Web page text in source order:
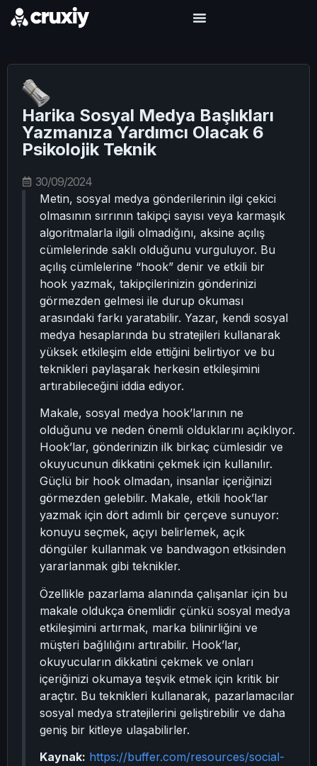
Harika Sosyal Medya Başlıkları
Yazmanıza Yardımcı Olacak 6
Psikolojik Teknik
30/09/2024
Metin, sosyal medya gönderilerinin ilgi çekici
olmasının sırrının takipçi sayısı veya karmaşık
algoritmalarla ilgili olmadığını, aksine açılış
cümlelerinde saklı olduğunu vurguluyor. Bu
açılış cümlelerine “hook” denir ve etkili bir
hook yazmak, takipçilerinizin gönderinizi
görmezden gelmesi ile durup okuması
arasındaki farkı yaratabilir. Yazar, kendi sosyal
medya hesaplarında bu stratejileri kullanarak
yüksek etkileşim elde ettiğini belirtiyor ve bu
teknikleri paylaşarak herkesin etkileşimini
artırabileceğini iddia ediyor.
Makale, sosyal medya hook’larının ne
olduğunu ve neden önemli olduklarını açıklıyor.
Hook’lar, gönderinizin ilk birkaç cümlesidir ve
okuyucunun dikkatini çekmek için kullanılır.
Güçlü bir hook olmadan, insanlar içeriğinizi
görmezden gelebilir. Makale, etkili hook’lar
yazmak için dört adımlı bir çerçeve sunuyor:
konuyu seçmek, açıyı belirlemek, açık
döngüler kullanmak ve bandwagon etkisinden
yararlanmak gibi teknikler.
Özellikle pazarlama alanında çalışanlar için bu
makale oldukça önemlidir çünkü sosyal medya
etkileşimini artırmak, marka bilinirliğini ve
müşteri bağlılığını artırabilir. Hook’lar,
okuyucuların dikkatini çekmek ve onları
içeriğinizi okumaya teşvik etmek için kritik bir
araçtır. Bu teknikleri kullanarak, pazarlamacılar
sosyal medya stratejilerini geliştirebilir ve daha
geniş bir kitleye ulaşabilirler.
Kaynak: https://buffer.com/resources/social-